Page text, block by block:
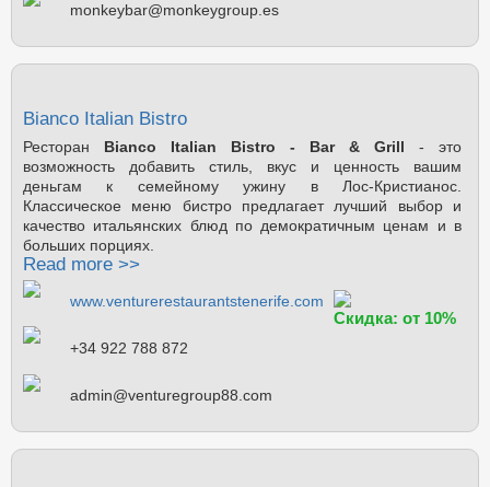
monkeybar@monkeygroup.es
Bianco Italian Bistro
Ресторан Bianco Italian Bistro - Bar & Grill - это
возможность добавить стиль, вкус и ценность вашим
деньгам к семейному ужину в Лос-Кристианос.
Классическое меню бистро предлагает лучший выбор и
качество итальянских блюд по демократичным ценам и в
больших порциях.
Read more >>
www.venturerestaurantstenerife.com
+34 922 788 872
admin@venturegroup88.com
Скидка: от 10%